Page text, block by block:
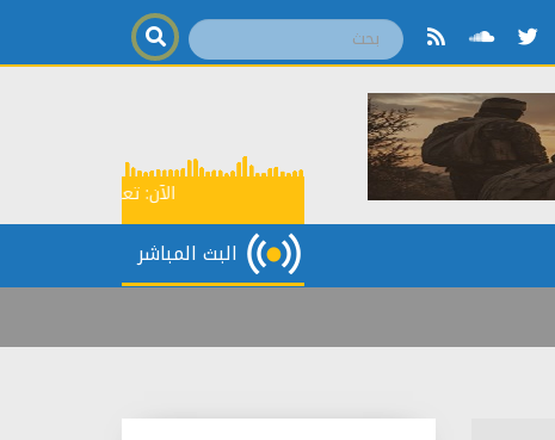
البث المباشر
الآن:تعرف إلى كتاب